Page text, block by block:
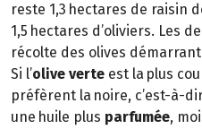
reste 1,3 hectares de raisin
1,5 hectares d’oliviers. Les
récolte des olives
Si l’olive verte est la plus
préfèrent la noire, c’est-à-
une huile plus parfumée,